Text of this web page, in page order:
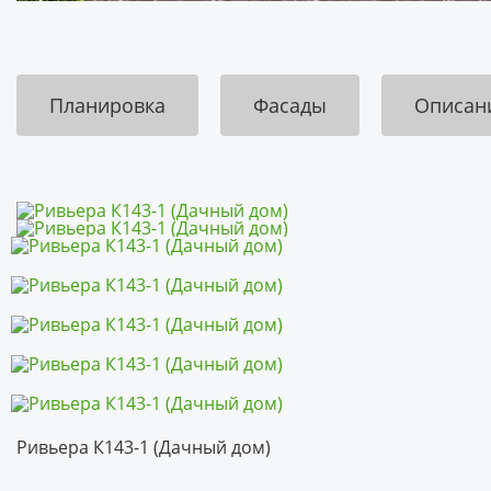
Планировка Фасады
Ривьера К143-1 (Дачный дом)